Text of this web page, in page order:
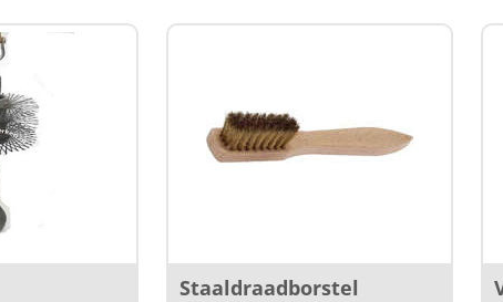
Staaldraadborstel